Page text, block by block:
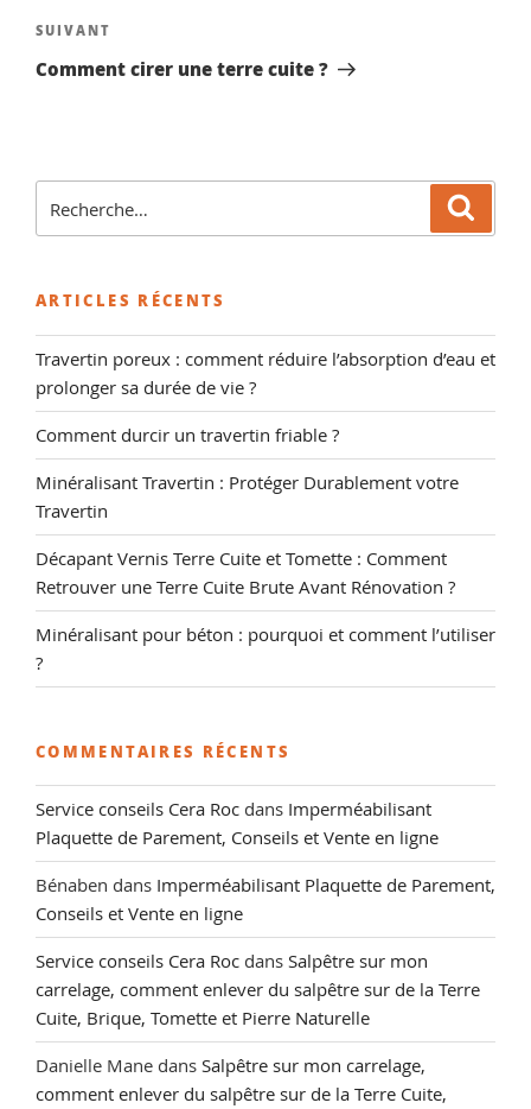
Article
suivant
SUIVANT
Comment cirer une terre cuite ?
pour
ARTICLES RÉCENTS
Travertin poreux : comment réduire l’absorption d’eau et
prolonger sa durée de vie ?
Comment durcir un travertin friable ?
Minéralisant Travertin : Protéger Durablement votre
Travertin
Décapant Vernis Terre Cuite et Tomette : Comment
Retrouver une Terre Cuite Brute Avant Rénovation ?
Minéralisant pour béton : pourquoi et comment l’utiliser
?
COMMENTAIRES RÉCENTS
Service conseils Cera Roc dans Imperméabilisant
Plaquette de Parement, Conseils et Vente en ligne
Bénaben dans Imperméabilisant Plaquette de Parement,
Conseils et Vente en ligne
Service conseils Cera Roc dans Salpêtre sur mon
carrelage, comment enlever du salpêtre sur de la Terre
Cuite, Brique, Tomette et Pierre Naturelle
Danielle Mane dans Salpêtre sur mon carrelage,
comment enlever du salpêtre sur de la Terre Cuite,